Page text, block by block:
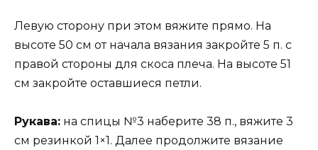
Левую сторону при этом вяжите прямо. На
высоте 50 см от начала вязания закройте 5 п. с
правой стороны для скоса плеча. На высоте 51
см закройте оставшиеся петли.
Рукава: на спицы №3 наберите 38 п., вяжите 3
см резинкой 1×1. Далее продолжите вязание